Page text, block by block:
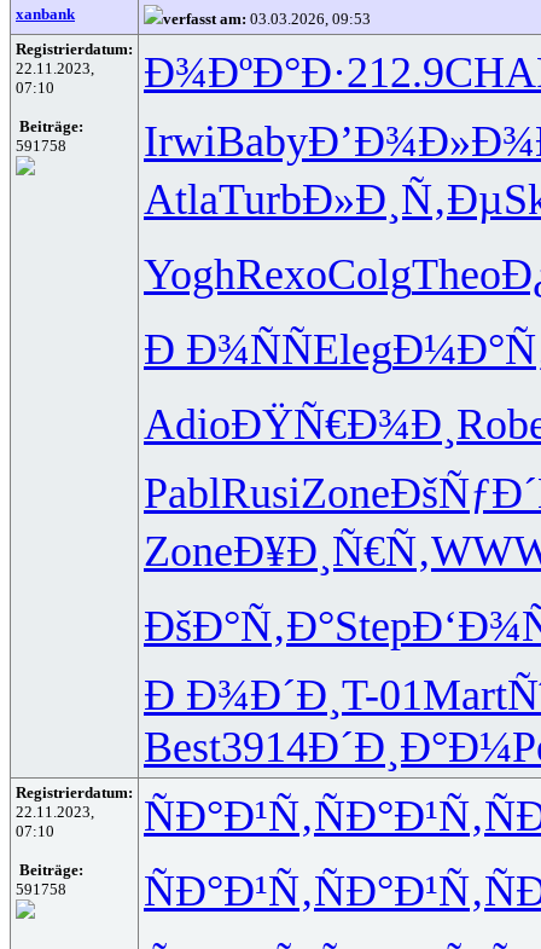
xanbank verfasst am: 03.03.2026, 09:53
Registrierdatum:
22.11.2023,
07:10
Beiträge:
591758
Ð¾ÐºÐ°Ð·212.9
IrwiBabyÐ’Ð¾Ð»Ð¾
AtlaTurbÐ»Ð¸Ñ‚Ðµ
YoghRexoColgTheo
Ð Ð¾ÑÑEleg
AdioÐŸÑ€Ð¾Ð¸
PablRusiZone
ZoneÐ¥Ð¸Ñ€Ñ‚
ÐšÐ°Ñ‚Ð°Step
Ð Ð¾Ð´Ð¸ T-01Mart
Best3914Ð´Ð¸Ð°Ð¼
Registrierdatum:
22.11.2023,
07:10
Beiträge:
591758
ÑÐ°Ð¹Ñ‚ÑÐ°Ð¹Ñ‚
ÑÐ°Ð¹Ñ‚ÑÐ°Ð¹Ñ‚